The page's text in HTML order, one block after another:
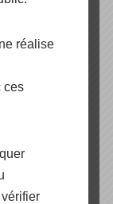
réalise
ces